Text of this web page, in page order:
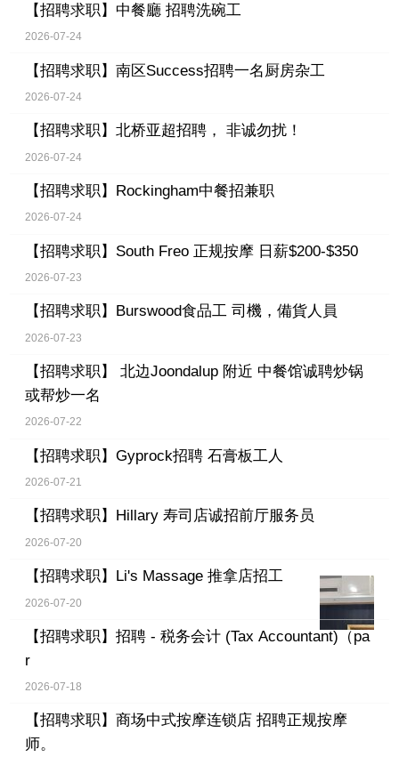
【招聘求职】 中餐廳 招聘洗碗工
2026-07-24
【招聘求职】 南区Success招聘一名厨房杂工
2026-07-24
【招聘求职】 北桥亚超招聘， 非诚勿扰！
2026-07-24
【招聘求职】 Rockingham中餐招兼职
2026-07-24
【招聘求职】 South Freo 正规按摩 日薪$200-$350
2026-07-23
【招聘求职】 Burswood食品工 司機，備貨人員
2026-07-23
【招聘求职】
北边Joondalup 附近 中餐馆诚聘炒锅
或帮炒一名
2026-07-22
【招聘求职】 Gyprock招聘 石膏板工人
2026-07-21
【招聘求职】 Hillary 寿司店诚招前厅服务员
2026-07-20
【招聘求职】 Li's Massage 推拿店招工
2026-07-20
【招聘求职】 招聘 - 税务会计 (Tax Accountant)（pa
r
2026-07-18
【招聘求职】 商场中式按摩连锁店 招聘正规按摩
师。